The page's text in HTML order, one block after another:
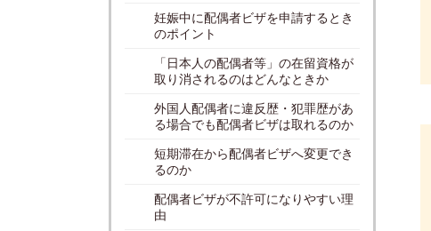
妊娠中に配偶者ビザを申請するとき
のポイント
「日本人の配偶者等」の在留資格が
取り消されるのはどんなときか
外国人配偶者に違反歴・犯罪歴があ
る場合でも配偶者ビザは取れるのか
短期滞在から配偶者ビザへ変更でき
るのか
配偶者ビザが不許可になりやすい理
由